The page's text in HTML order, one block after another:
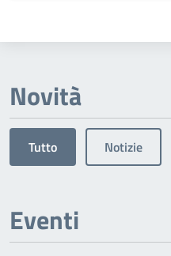
Novità
Tutto Notizie
Eventi